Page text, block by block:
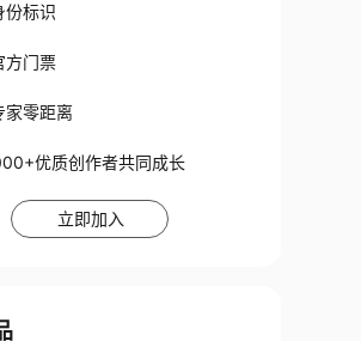
份标识
方门票
家零距离
优质创作者共同成长
立即加入